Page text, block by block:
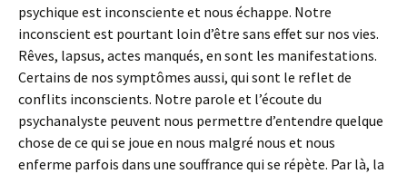
psychique est inconsciente et nous échappe. Notre
inconscient est pourtant loin d’être sans effet sur nos vies.
Rêves, lapsus, actes manqués, en sont les manifestations.
Certains de nos symptômes aussi, qui sont le reflet de
conflits inconscients. Notre parole et l’écoute du
psychanalyste peuvent nous permettre d’entendre quelque
chose de ce qui se joue en nous malgré nous et nous
enferme parfois dans une souffrance qui se répète. Par là, la